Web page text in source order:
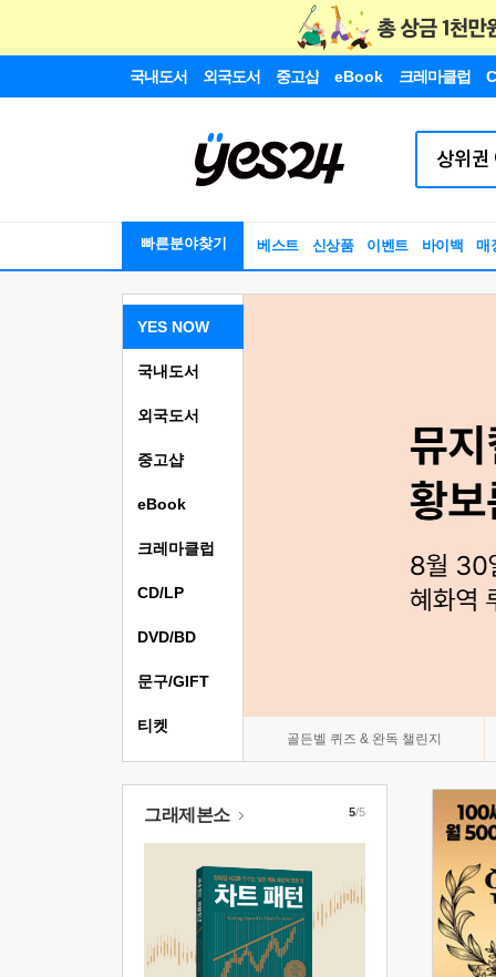
국내도서 외국도서 중고샵 eBook 크레마클럽
빠른분야찾기 베스트 신상품 이벤트 바이백 매
YES NOW
골든벨 퀴즈 & 완독 챌린지
국내도서
외국도서
중고샵
eBook
크레마클럽
CD/LP
DVD/BD
문구/GIFT
티켓
그래제본소 5/5